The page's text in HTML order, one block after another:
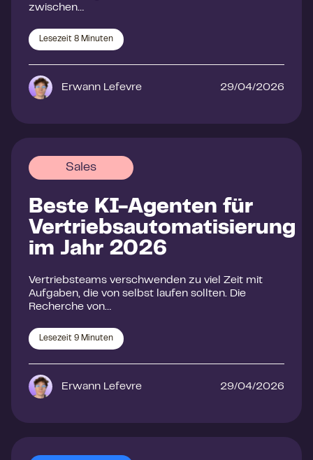
zwischen…
Lesezeit 8 Minuten
Erwann Lefevre 29/04/2026
Sales
Beste KI-Agenten für
Vertriebsautomatisierung
im Jahr 2026
Vertriebsteams verschwenden zu viel Zeit mit
Aufgaben, die von selbst laufen sollten. Die
Recherche von…
Lesezeit 9 Minuten
Erwann Lefevre 29/04/2026